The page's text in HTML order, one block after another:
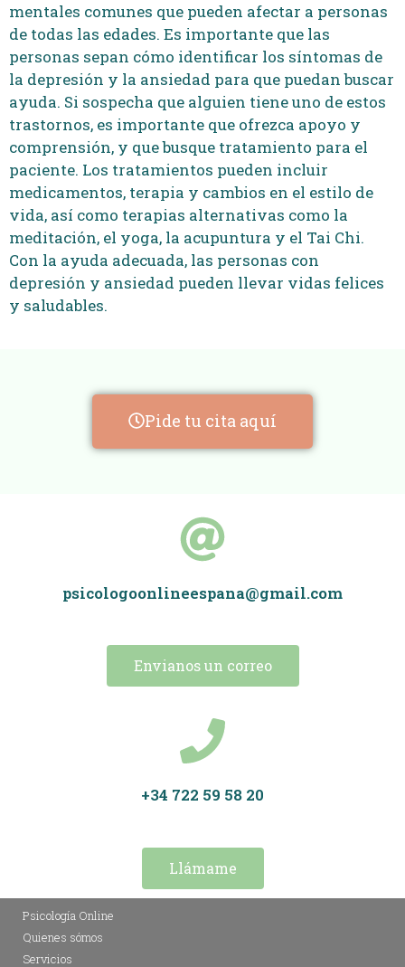
mentales comunes que pueden afectar a personas
de todas las edades. Es importante que las
personas sepan cómo identificar los síntomas de
la depresión y la ansiedad para que puedan buscar
ayuda. Si sospecha que alguien tiene uno de estos
trastornos, es importante que ofrezca apoyo y
comprensión, y que busque tratamiento para el
paciente. Los tratamientos pueden incluir
medicamentos, terapia y cambios en el estilo de
vida, así como terapias alternativas como la
meditación, el yoga, la acupuntura y el Tai Chi.
Con la ayuda adecuada, las personas con
depresión y ansiedad pueden llevar vidas felices
y saludables.
Pide tu cita aquí
psicologoonlineespana@gmail.com
Envianos un correo
+34 722 59 58 20
Llámame
Psicología Online
Quienes sómos
Servicios